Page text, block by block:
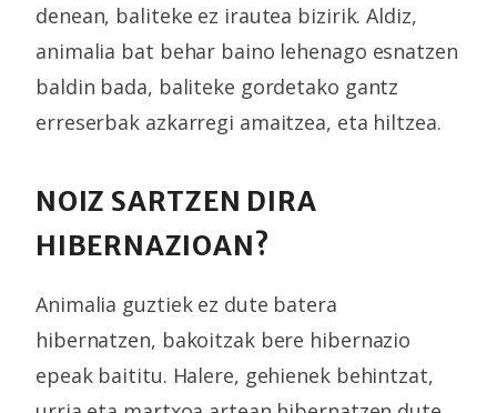
denean, baliteke ez irautea bizirik. Aldiz,
animalia bat behar baino lehenago esnatzen
baldin bada, baliteke gordetako gantz
erreserbak azkarregi amaitzea, eta hiltzea.
NOIZ SARTZEN DIRA
HIBERNAZIOAN?
Animalia guztiek ez dute batera
hibernatzen, bakoitzak bere hibernazio
epeak baititu. Halere, gehienek behintzat,